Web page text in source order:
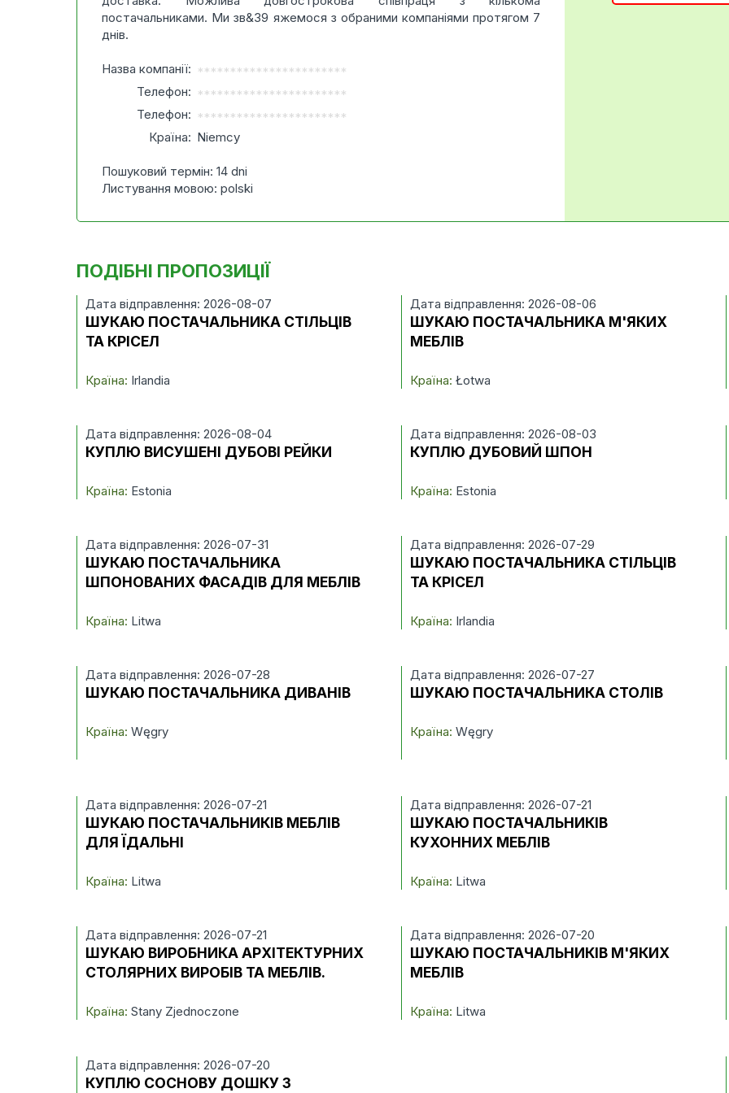
постачальниками. Ми зв&39 яжемося з обраними компаніями протягом 7
днів.
Назва компанії: ***********************
Телефон: ***********************
Телефон: ***********************
Країна: Niemcy
Пошуковий термін: 14 dni
Листування мовою: polski
ПОДІБНІ ПРОПОЗИЦІЇ
Дата відправлення: 2026-08-07
ШУКАЮ ПОСТАЧАЛЬНИКА СТІЛЬЦІВ
ТА КРІСЕЛ
Країна: Irlandia
Дата відправлення: 2026-08-06
ШУКАЮ ПОСТАЧАЛЬНИКА М'ЯКИХ
МЕБЛІВ
Країна: Łotwa
Дата відправлення: 2026-08-04
КУПЛЮ ВИСУШЕНІ ДУБОВІ РЕЙКИ
Країна: Estonia
Дата відправлення: 2026-08-03
КУПЛЮ ДУБОВИЙ ШПОН
Країна: Estonia
Дата відправлення: 2026-07-31
ШУКАЮ ПОСТАЧАЛЬНИКА
ШПОНОВАНИХ ФАСАДІВ ДЛЯ МЕБЛІВ
Країна: Litwa
Дата відправлення: 2026-07-29
ШУКАЮ ПОСТАЧАЛЬНИКА СТІЛЬЦІВ
ТА КРІСЕЛ
Країна: Irlandia
Дата відправлення: 2026-07-28
ШУКАЮ ПОСТАЧАЛЬНИКА ДИВАНІВ
Країна: Węgry
Дата відправлення: 2026-07-27
ШУКАЮ ПОСТАЧАЛЬНИКА СТОЛІВ
Країна: Węgry
Дата відправлення: 2026-07-21
ШУКАЮ ПОСТАЧАЛЬНИКІВ МЕБЛІВ
ДЛЯ ЇДАЛЬНІ
Країна: Litwa
Дата відправлення: 2026-07-21
ШУКАЮ ПОСТАЧАЛЬНИКІВ
КУХОННИХ МЕБЛІВ
Країна: Litwa
Дата відправлення: 2026-07-21
ШУКАЮ ВИРОБНИКА АРХІТЕКТУРНИХ
СТОЛЯРНИХ ВИРОБІВ ТА МЕБЛІВ.
Країна: Stany Zjednoczone
Дата відправлення: 2026-07-20
ШУКАЮ ПОСТАЧАЛЬНИКІВ М'ЯКИХ
МЕБЛІВ
Країна: Litwa
Дата відправлення: 2026-07-20
КУПЛЮ СОСНОВУ ДОШКУ З